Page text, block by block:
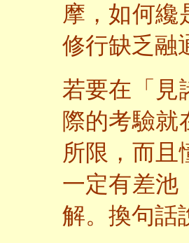
摩，如何纔
修行缺乏融
若要在「見
際的考驗就
所限，而且
一定有差池
解。換句話